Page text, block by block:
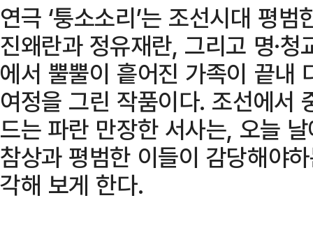
연극 ‘퉁소소리’는 조선시대 평
진왜란과 정유재란, 그리고 명·
에서 뿔뿔이 흩어진 가족이 끝내
여정을 그린 작품이다. 조선에서
드는 파란 만장한 서사는, 오늘
참상과 평범한 이들이 감당해야
각해 보게 한다.